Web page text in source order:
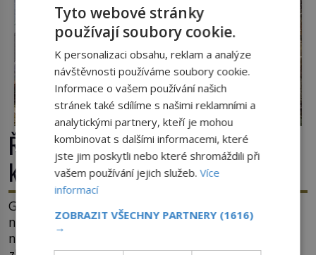
Římské ghetto: Místo, kam papež
kamenem dohodil
Ghetto je část města, kde musí žít, většinou
nedobrovolně, náboženská, rasová nebo
národnostní menšina obyvatel. Bohaté historické
Tyto webové stránky
používají soubory cookie.
K personalizaci obsahu, reklam a analýze
návštěvnosti používáme soubory cookie.
Informace o vašem používání našich
stránek také sdílíme s našimi reklamními a
analytickými partnery, kteří je mohou
kombinovat s dalšími informacemi, které
jste jim poskytli nebo které shromáždili při
vašem používání jejich služeb.Více
informací
ZOBRAZIT VŠECHNY PARTNERY (1616)
→